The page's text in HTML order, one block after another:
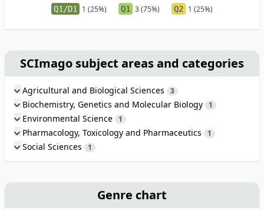
Q1/D1 1 (25%) Q1 3 (75%) Q2 1 (25%)
SCImago subject areas and categories
Agricultural and Biological Sciences 3
Biochemistry, Genetics and Molecular Biology 1
Environmental Science 1
Pharmacology, Toxicology and Pharmaceutics 1
Social Sciences 1
Genre chart